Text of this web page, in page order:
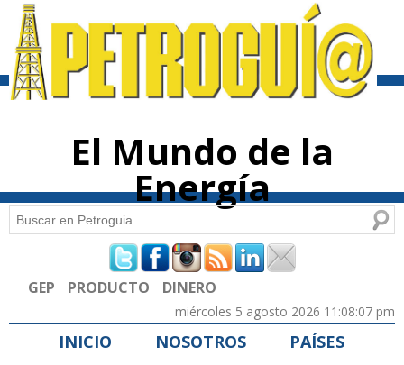
contenido
El Mundo de la
Energía
Formulario de búsqueda
Buscar
GEP PRODUCTO DINERO
miércoles 5 agosto 2026 11:08:07 pm
INICIO NOSOTROS
PAÍSES